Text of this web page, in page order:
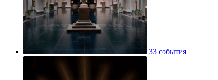
33 события